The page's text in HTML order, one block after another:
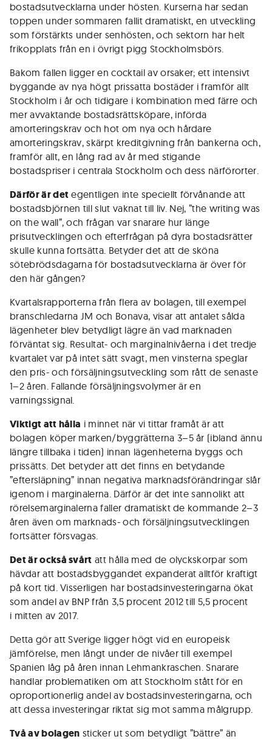
bostadsutvecklarna under hösten. Kurserna har sedan
toppen under sommaren fallit dramatiskt, en utveckling
som förstärkts under senhösten, och sektorn har helt
frikopplats från en i övrigt pigg Stockholmsbörs.
Bakom fallen ligger en cocktail av orsaker; ett intensivt
byggande av nya högt prissatta bostäder i framför allt
Stockholm i år och tidigare i kombination med färre och
mer avvaktande bostadsrättsköpare, införda
amorteringskrav och hot om nya och hårdare
amorteringskrav, skärpt kreditgivning från bankerna och,
framför allt, en lång rad av år med stigande
bostadspriser i centrala Stockholm och dess närförorter.
Därför är det egentligen inte speciellt förvånande att
bostadsbjörnen till slut vaknat till liv. Nej, ”the writing was
on the wall”, och frågan var snarare hur länge
prisutvecklingen och efterfrågan på dyra bostadsrätter
skulle kunna fortsätta. Betyder det att de sköna
sötebrödsdagarna för bostadsutvecklarna är över för
den här gången?
Kvartalsrapporterna från flera av bolagen, till exempel
branschledarna JM och Bonava, visar att antalet sålda
lägenheter blev betydligt lägre än vad marknaden
förväntat sig. Resultat- och marginalnivåerna i det tredje
kvartalet var på intet sätt svagt, men vinsterna speglar
den pris- och försäljningsutveckling som rått de senaste
1–2 åren. Fallande försäljningsvolymer är en
varningssignal.
Viktigt att hålla i minnet när vi tittar framåt är att
bolagen köper marken/byggrätterna 3–5 år (ibland ännu
längre tillbaka i tiden) innan lägenheterna byggs och
prissätts. Det betyder att det finns en betydande
”eftersläpning” innan negati­va mark­nadsförändringar slår
igenom i mar­ginalerna. Därför är det inte sanno­likt att
rörelsemarginalerna faller dramatiskt de kommande 2–3
åren även om marknads- och försäljningsutveck­lingen
fortsätter försvagas.
Det är också svårt att hålla med de olyckskorpar som
hävdar att bostadsbyggandet expanderat alltför kraftigt
på kort tid. Visserligen har bostads­investeringarna ökat
som andel av BNP från 3,5 procent 2012 till 5,5 procent
i mitten av 2017.
Detta gör att Sverige ligger högt vid en europeisk
jämförelse, men långt under de nivåer till exempel
Spanien låg på åren innan Lehmankraschen. Snarare
handlar problematiken om att Stockholm stått för en
oproportionerlig andel av bostadsinvesteringarna, och
att dessa investeringar riktat sig mot samma målgrupp.
Två av bolagen sticker ut som betydligt ”bättre” än